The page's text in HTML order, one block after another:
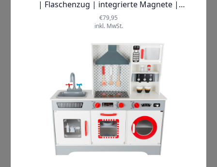
Hasbro |Twister Air
Spiel
✓ SOFORT LIEFERBAR
Lieferzeit:1-2 Werktage
19,88 € inkl. MwSt.
Produkt ansehen